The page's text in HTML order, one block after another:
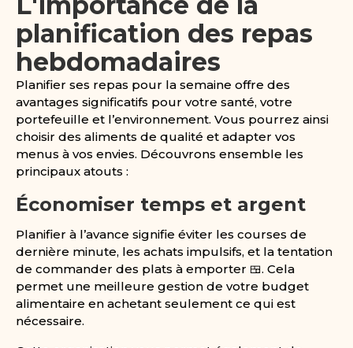
planification des repas
hebdomadaires
Planifier ses repas pour la semaine offre des
avantages significatifs pour votre santé, votre
portefeuille et l’environnement. Vous pourrez ainsi
choisir des aliments de qualité et adapter vos
menus à vos envies. Découvrons ensemble les
principaux atouts :
Économiser temps et argent
Planifier à l’avance signifie éviter les courses de
dernière minute, les achats impulsifs, et la tentation
de commander des plats à emporter 🍱. Cela
permet une meilleure gestion de votre budget
alimentaire en achetant seulement ce qui est
nécessaire.